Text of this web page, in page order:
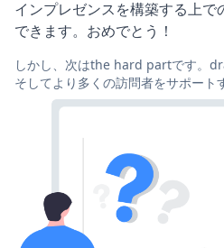
インプレゼンスを構築する上で
できます。おめでとう！
しかし、次はthe hard partです。
そしてより多くの訪問者をサポート